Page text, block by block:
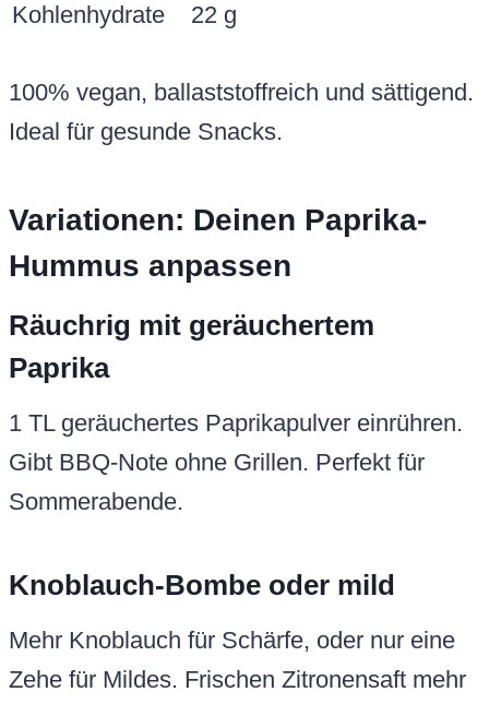
Kohlenhydrate
22 g
100% vegan, ballaststoffreich und sättigend.
Ideal für gesunde Snacks.
Variationen: Deinen Paprika-
Hummus anpassen
Räuchrig mit geräuchertem
Paprika
1 TL geräuchertes Paprikapulver einrühren.
Gibt BBQ-Note ohne Grillen. Perfekt für
Sommerabende.
Knoblauch-Bombe oder mild
Mehr Knoblauch für Schärfe, oder nur eine
Zehe für Mildes. Frischen Zitronensaft mehr